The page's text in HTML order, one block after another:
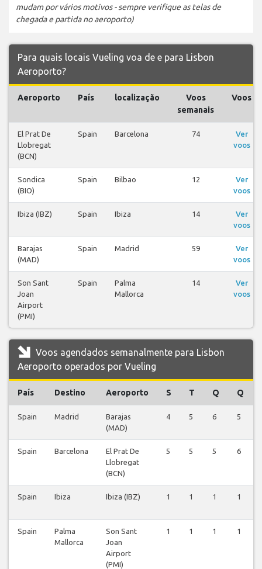
mudam por vários motivos - sempre verifique as telas de
chegada e partida no aeroporto)
Para quais locais Vueling voa de e para Lisbon
Aeroporto?
Aeroporto País localização
Voos
semanais
Voos
El Prat De
Llobregat
(BCN)
Spain Barcelona 74
Ver
voos
Sondica
(BIO)
Spain Bilbao 12
Ver
voos
Ibiza (IBZ) Spain Ibiza 14
Ver
voos
Barajas
(MAD)
Spain Madrid 59
Ver
voos
Son Sant
Joan
Airport
(PMI)
Spain
Palma
Mallorca
14
Ver
voos
Voos agendados semanalmente para Lisbon
Aeroporto operados por Vueling
País Destino Aeroporto S T Q Q
Spain Madrid
Barajas
(MAD)
4 5 6 5
Spain Barcelona
El Prat De
Llobregat
(BCN)
5 5 5 6
Spain Ibiza Ibiza (IBZ) 1 1 1 1
Spain
Palma
Mallorca
Son Sant
Joan
Airport
(PMI)
1 1 1 1